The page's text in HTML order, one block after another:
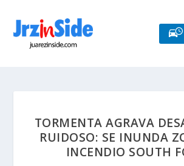
TORMENTA AGRAVA
RUIDOSO: SE INUNDA
INCENDIO SOUTH